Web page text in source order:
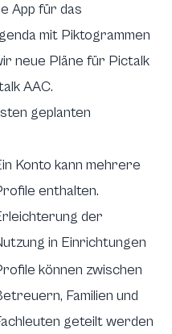
App für das
mit Piktogrammen
neue Pläne für Pictalk
AAC.
geplanten
Konto kann mehrere
enthalten.
der
in Einrichtungen
können zwischen
Familien und
geteilt werden